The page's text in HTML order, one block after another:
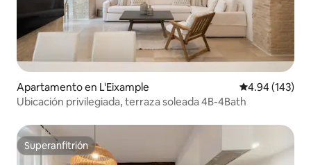
Apartamento en L'Eixample Calificación
4.94 (143)
Ubicación privilegiada, terraza soleada 4B-4Bath
Superanfitrión
Superanfitrión